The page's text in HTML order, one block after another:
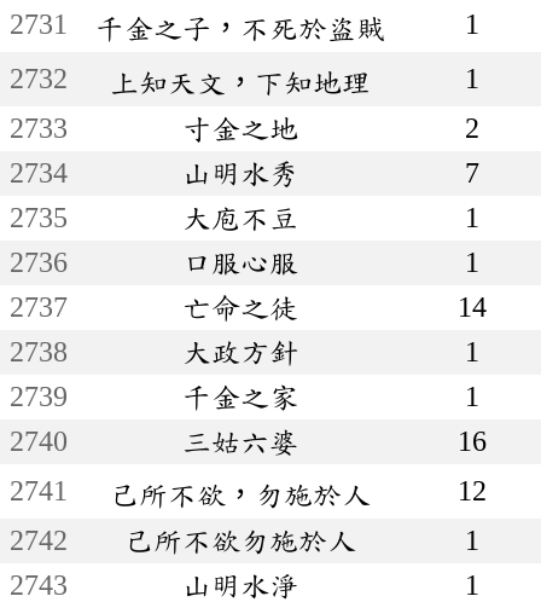
2731 千金之子，不死於盜賊
1
2732
上知天文，下知地理
1
2733
寸金之地
2
2734
山明水秀
7
2735
大庖不豆
1
2736
口服心服
1
2737
亡命之徒
14
2738
大政方針
1
2739
千金之家
1
2740
三姑六婆
16
2741
己所不欲，勿施於人
12
2742
己所不欲勿施於人
1
2743
山明水淨
1